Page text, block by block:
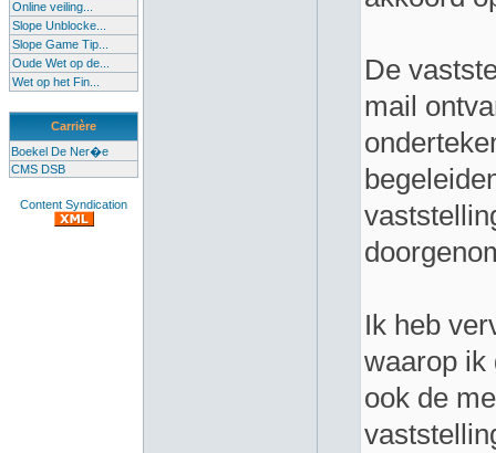
Online veiling...
Slope Unblocke...
Slope Game Tip...
Oude Wet op de...
Wet op het Fin...
Carrière
Boekel De Ner�e
CMS DSB
Content Syndication
De
mail
Ik heb
waarop ik
ook de